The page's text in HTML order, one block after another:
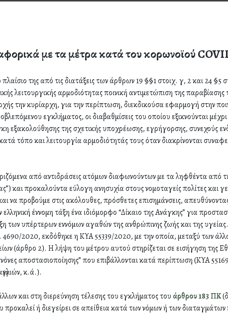
με τα μέτρα κατά του κορωνοϊού
της από τις διατάξεις των άρθρων 19 §§1 στοιχ. γ, 2 και 24 §5
αρμοδιότητας ποινική αντιμετώπιση της παραβίασης
την κυρίαρχη, για την περίπτωση, διεκδικούσα εφαρμογή στην
εγκλήματος, οι διαβαθμίσεις του οποίου εξικνούνται
εξακολούθησης της σχετικής υποχρέωσης, εγρήγορσης, συνεχούς
τόπο και λειτουργία αρμοδιότητάς τους όταν διακρίνονται
από αντιδράσεις ατόμων διαφωνούντων με τα ληφθέντα από
και προκαλούντα εύλογη ανησυχία στους νομοταγείς πολίτες και
να προβούμε στις ακόλουθες, πρόσθετες επισημάνσεις,
έννομη τάξη ένα ιδιόμορφο “Δίκαιο της Ανάγκης” για
υπέρτερων εννόμων αγαθών της ανθρώπινης ζωής και της
2020, εκδόθηκε η ΚΥΑ 55339/2020, με την οποία, μεταξύ των
(άρθρο 2). Η λήψη του μέτρου αυτού στηρίζεται σε εισήγηση της
αποστασιοποίησης” που επιβάλλονται κατά περίπτωση (ΚΥΑ
κ.ά.).
και στη διερεύνηση τέλεσης του εγκλήματος του άρθρου 183 ΠΚ
ή διεγείρει σε απείθεια κατά των νόμων ή των διαταγμάτων